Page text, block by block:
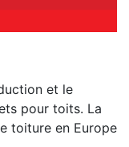
et le
pour toits. La
toiture en Europe